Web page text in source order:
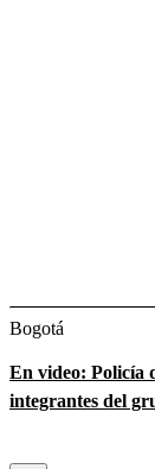
Bogotá
En video: Policía
integrantes del